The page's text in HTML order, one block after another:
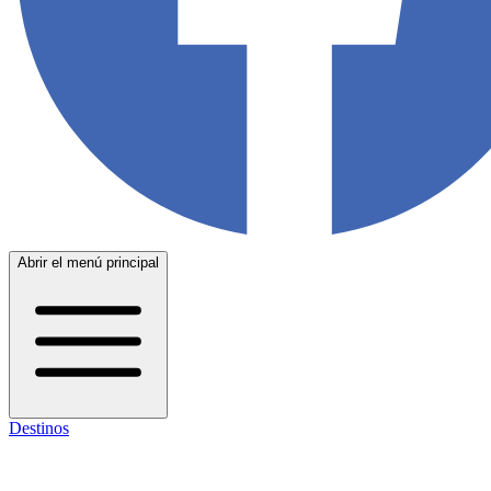
Abrir el menú principal
Destinos